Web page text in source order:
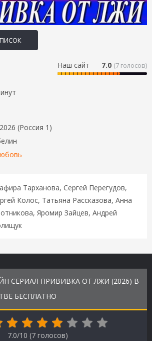
Наш сайт 7.0 (7 голосов)
(Россия 1)
Тарханова, Сергей Перегудов,
Колос, Татьяна Рассказова, Анна
Яромир Зайцев, Андрей
СЕРИАЛ ПРИВИВКА ОТ ЛЖИ (2026) В
БЕСПЛАТНО
7.0/10 (7голосов)